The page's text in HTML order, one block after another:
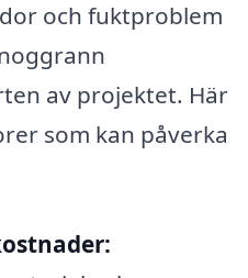
och fuktproblem
av projektet. Här
som kan påverka